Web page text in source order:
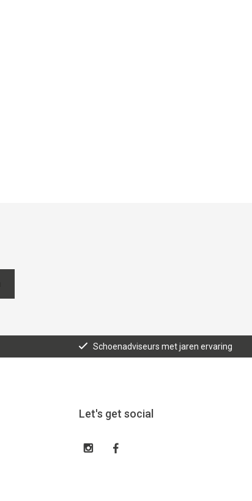
Schoenadviseurs met jaren ervaring
Let's get social